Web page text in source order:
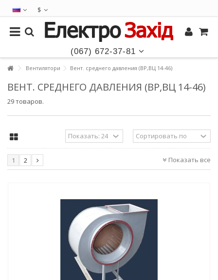
$
(067) 672-37-81
Вентилятори Вент. среднего давления (ВР,ВЦ 14-46)
ВЕНТ. СРЕДНЕГО ДАВЛЕНИЯ (ВР,ВЦ 14-46)
29 товаров.
Показать все
1 2